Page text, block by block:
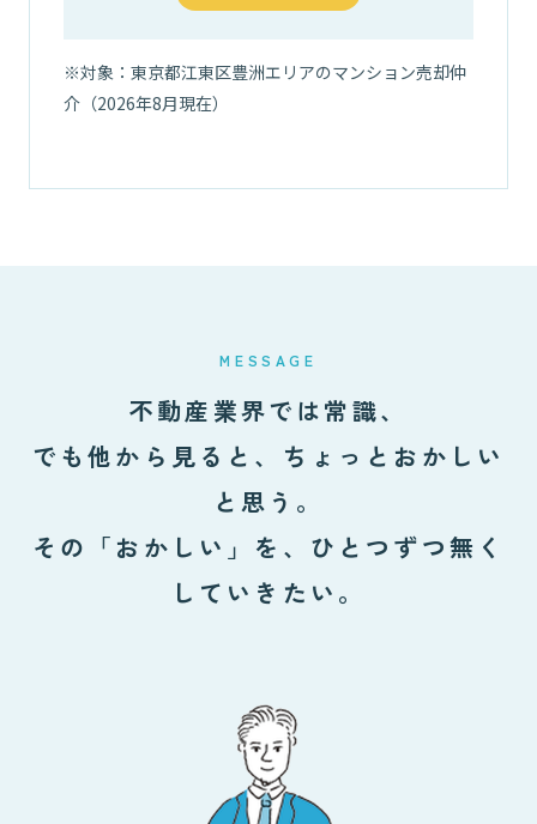
03
※対象：東京都江東区豊洲エリアのマンション売却仲
介（2026年8月現在）
MESSAGE
不動産業界では常識、
でも他から見ると、ちょっとおかしい
と思う。
その「おかしい」を、ひとつずつ無く
していきたい。